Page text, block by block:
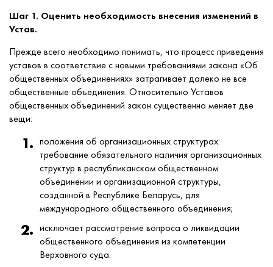
Шаг 1. Оценить необходимость внесения изменений в
Устав.
Прежде всего необходимо понимать, что процесс приведения
уставов в соответствие с новыми требованиями закона «Об
общественных объединениях» затрагивает далеко не все
общественные объединения. Относительно Уставов
общественных объединений закон существенно меняет две
вещи:
положения об организационных структурах:
требование обязательного наличия организационных
структур в республиканском общественном
объединении и организационной структуры,
созданной в Республике Беларусь, для
международного общественного объединения;
исключает рассмотрение вопроса о ликвидации
общественного объединения из компетенции
Верховного суда.